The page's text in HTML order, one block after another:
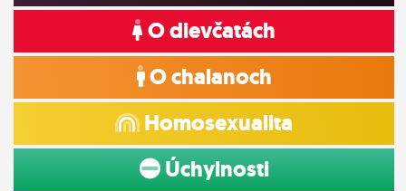
O dievčatách
O chalanoch
Homosexualita
Úchylnosti